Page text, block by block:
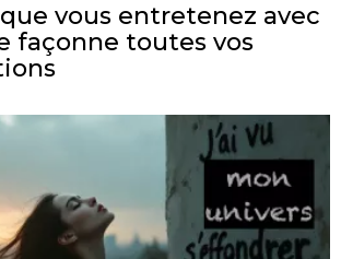
vous entretenez avec
façonne toutes vos